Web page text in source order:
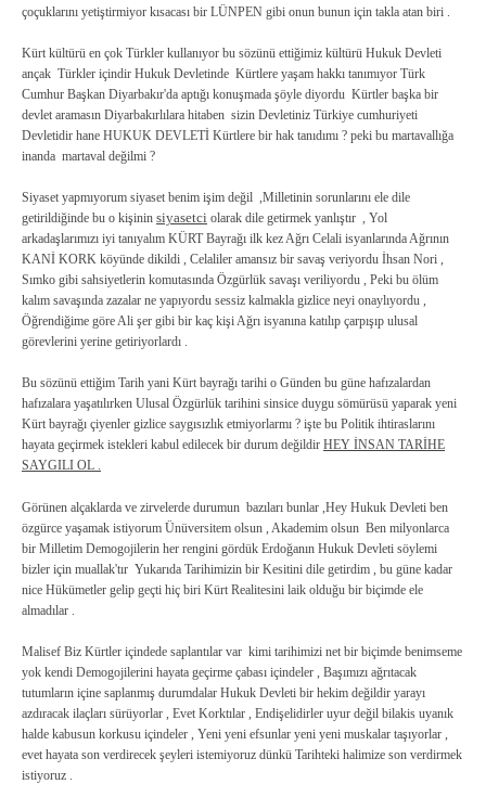
çoçuklarını yetiştirmiyor kısacası bir LÜNPEN gibi onun bunun için takla atan biri .
Kürt kültürü en çok Türkler kullanıyor bu sözünü ettiğimiz kültürü Hukuk Devleti
ançak Türkler içindir Hukuk Devletinde Kürtlere yaşam hakkı tanımıyor Türk
Cumhur Başkan Diyarbakır'da aptığı konuşmada şöyle diyordu Kürtler başka bir
devlet aramasın Diyarbakırlılara hitaben sizin Devletiniz Türkiye cumhuriyeti
Devletidir hane HUKUK DEVLETİ Kürtlere bir hak tanıdımı ? peki bu martavallığa
inanda martaval değilmi ?
Siyaset yapmıyorum siyaset benim işim değil ,Milletinin sorunlarını ele dile
getirildiğinde bu o kişinin siyasetci olarak dile getirmek yanlıştır , Yol
arkadaşlarımızı iyi tanıyalım KÜRT Bayrağı ilk kez Ağrı Celali isyanlarında Ağrının
KANİ KORK köyünde dikildi , Celaliler amansız bir savaş veriyordu İhsan Nori ,
Sımko gibi sahsiyetlerin komutasında Özgürlük savaşı veriliyordu , Peki bu ölüm
kalım savaşında zazalar ne yapıyordu sessiz kalmakla gizlice neyi onaylıyordu ,
Öğrendiğime göre Ali şer gibi bir kaç kişi Ağrı isyanına katılıp çarpışıp ulusal
görevlerini yerine getiriyorlardı .
Bu sözünü ettiğim Tarih yani Kürt bayrağı tarihi o Günden bu güne hafızalardan
hafızalara yaşatılırken Ulusal Özgürlük tarihini sinsice duygu sömürüsü yaparak yeni
Kürt bayrağı çiyenler gizlice saygısızlık etmiyorlarmı ? işte bu Politik ihtiraslarını
hayata geçirmek istekleri kabul edilecek bir durum değildir HEY İNSAN TARİHE
SAYGILI OL .
Görünen alçaklarda ve zirvelerde durumun bazıları bunlar ,Hey Hukuk Devleti ben
özgürce yaşamak istiyorum Ünüversitem olsun , Akademim olsun Ben milyonlarca
bir Milletim Demogojilerin her rengini gördük Erdoğanın Hukuk Devleti söylemi
bizler için muallak'tır Yukarıda Tarihimizin bir Kesitini dile getirdim , bu güne kadar
nice Hükümetler gelip geçti hiç biri Kürt Realitesini laik olduğu bir biçimde ele
almadılar .
Malisef Biz Kürtler içindede saplantılar var kimi tarihimizi net bir biçimde benimseme
yok kendi Demogojilerini hayata geçirme çabası içindeler , Başımızı ağrıtacak
tutumların içine saplanmış durumdalar Hukuk Devleti bir hekim değildir yarayı
azdıracak ilaçları sürüyorlar , Evet Korktılar , Endişelidirler uyur değil bilakis uyanık
halde kabusun korkusu içindeler , Yeni yeni efsunlar yeni yeni muskalar taşıyorlar ,
evet hayata son verdirecek şeyleri istemiyoruz dünkü Tarihteki halimize son verdirmek
istiyoruz .